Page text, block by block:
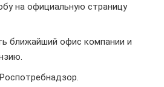
на официальную страницу
ближайший офис компании и